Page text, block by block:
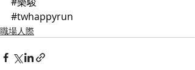
#twhappyrun
職場人際